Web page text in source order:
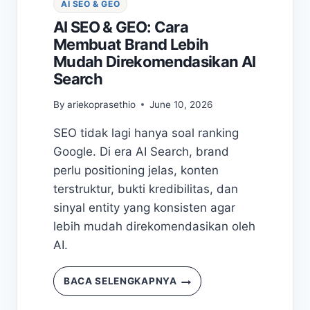
AI SEO & GEO
AI SEO & GEO: Cara
Membuat Brand Lebih
Mudah Direkomendasikan AI
Search
By ariekoprasethio June 10, 2026
SEO tidak lagi hanya soal ranking
Google. Di era AI Search, brand
perlu positioning jelas, konten
terstruktur, bukti kredibilitas, dan
sinyal entity yang konsisten agar
lebih mudah direkomendasikan oleh
AI.
BACA SELENGKAPNYA
AI
SEO